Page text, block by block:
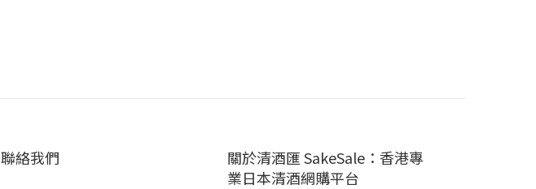
聯絡我們
關於清酒匯 SakeSale：香港專
業日本清酒網購平台